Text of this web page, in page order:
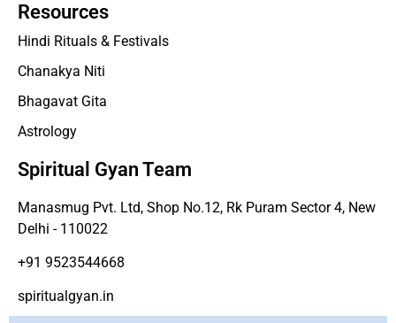
Resources
Hindi Rituals & Festivals
Chanakya Niti
Bhagavat Gita
Astrology
Spiritual Gyan Team
Manasmug Pvt. Ltd, Shop No.12, Rk Puram Sector 4, New
Delhi - 110022
+91 9523544668
spiritualgyan.in